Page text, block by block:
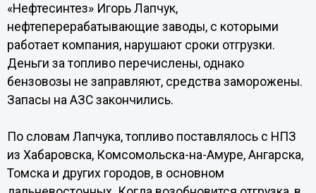
«Нефтесинтез» Игорь Лапчук,
нефтеперерабатывающие заводы, с которыми
работает компания, нарушают сроки отгрузки.
Деньги за топливо перечислены, однако
бензовозы не заправляют, средства заморожены.
Запасы на АЗС закончились.
По словам Лапчука, топливо поставлялось с НПЗ
из Хабаровска, Комсомольска-на-Амуре, Ангарска,
Томска и других городов, в основном